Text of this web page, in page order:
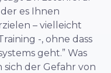
es Ihnen
– vielleicht
-, ohne dass
geht.” Was
sich der Gefahr von